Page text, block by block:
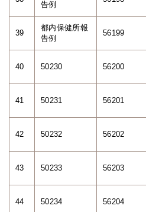
告例
39
都内保健所報
告例
56199
40 50230 56200
41 50231 56201
42 50232 56202
43 50233 56203
44 50234 56204